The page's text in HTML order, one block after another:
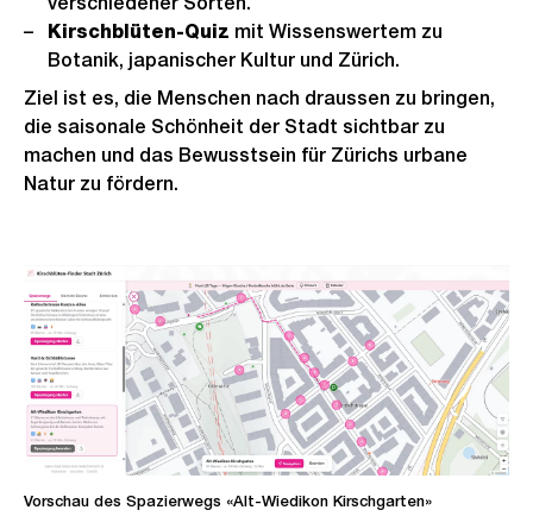
Kirschblüten-Quiz mit Wissenswertem zu
Botanik, japanischer Kultur und Zürich.
Ziel ist es, die Menschen nach draussen zu bringen,
die saisonale Schönheit der Stadt sichtbar zu
machen und das Bewusstsein für Zürichs urbane
Natur zu fördern.
Vorschau des Spazierwegs «Alt-Wiedikon Kirschgarten»